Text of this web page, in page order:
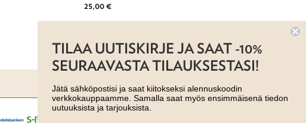
25,00€
TILAA UUTISKIRJE JA SAAT -10%
SEURAAVASTA TILAUKSESTASI!
Jätä sähköpostisi ja saat kiitokseksi alennuskoodin
verkkokauppaamme. Samalla saat myös ensimmäisenä tiedon
uutuuksista ja tarjouksista.